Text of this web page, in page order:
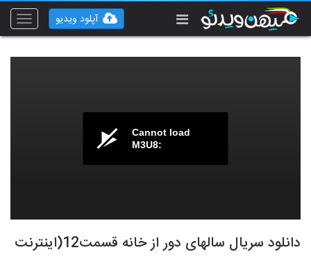
Toggle
آپلود ویدیو
Cannot load
M3U8:
دانلود سریال سالهای دور از خانه قسمت12(اینترنت